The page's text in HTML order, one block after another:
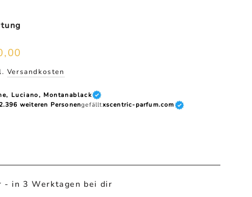
Versandkosten
Luciano, Montanablack
weiteren Personengefälltxscentric-parfum.com
- in 3 Werktagen bei dir